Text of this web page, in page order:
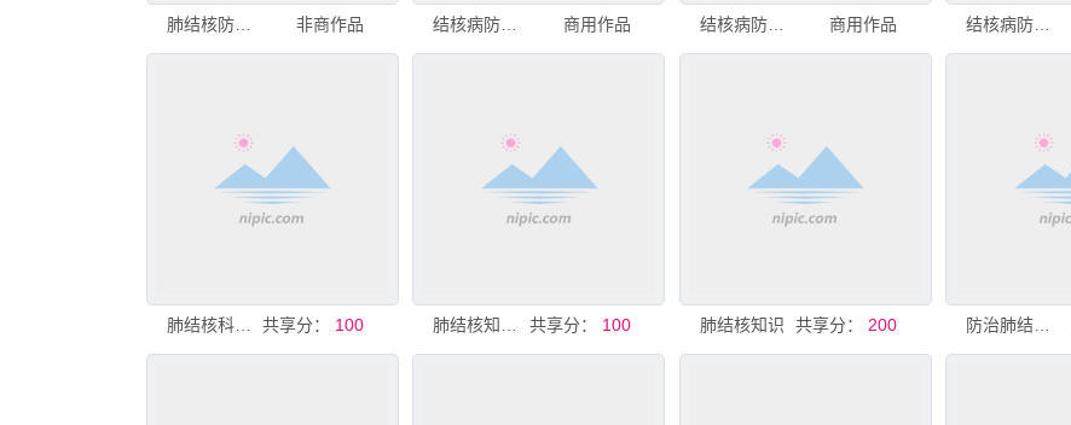
肺结核防治知识宣传栏 非商作品 商用作品 结核病防治知识宣传栏 商用作品
肺结核科普知识 共享分： 100 共享分： 100 肺结核知识 共享分： 200